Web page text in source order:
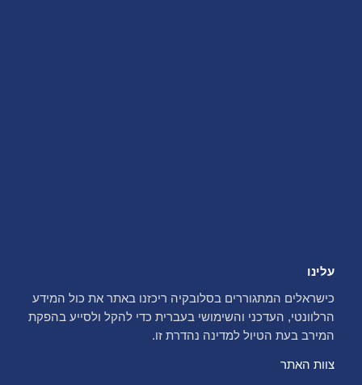
עלינו
כישראלים המתגוררים בסלובקיה ריכזנו באתר את כול המידע
הרלוונטי, העדכני והשימושי בעברית כדי להקל ולסייע בהפקת
המירב בעת הטיול למדינה נהדרת זו.
צוות האתר